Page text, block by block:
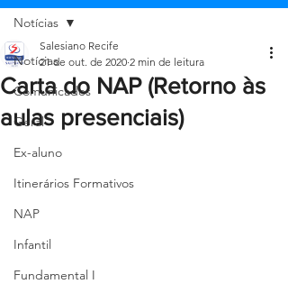
Notícias
Comunicados
Geral
Ex-aluno
Itinerários Formativos
NAP
Infantil
Fundamental I
Notícias
Carta do NAP (Retorno às
aulas presenciais)
Salesiano Recife
21 de out. de 2020 2 min de leitura